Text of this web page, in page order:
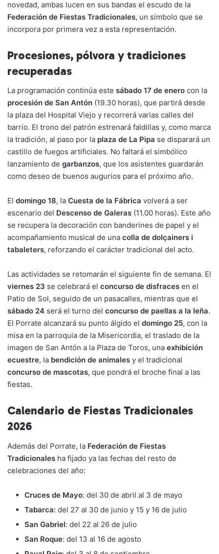
novedad, ambas lucen en sus bandas el escudo de la
Federación de Fiestas Tradicionales, un símbolo que se
incorpora por primera vez a esta representación.
Procesiones, pólvora y tradiciones
recuperadas
La programación continúa este sábado 17 de enero con la
procesión de San Antón (19.30 horas), que partirá desde
la plaza del Hospital Viejo y recorrerá varias calles del
barrio. El trono del patrón estrenará faldillas y, como marca
la tradición, al paso por la plaza de La Pipa se disparará un
castillo de fuegos artificiales. No faltará el simbólico
lanzamiento de garbanzos, que los asistentes guardarán
como deseo de buenos augurios para el próximo año.
El domingo 18, la Cuesta de la Fábrica volverá a ser
escenario del Descenso de Galeras (11.00 horas). Este año
se recupera la decoración con banderines de papel y el
acompañamiento musical de una colla de dolçainers i
tabaleters, reforzando el carácter tradicional del acto.
Las actividades se retomarán el siguiente fin de semana. El
viernes 23 se celebrará el concurso de disfraces en el
Patio de Sol, seguido de un pasacalles, mientras que el
sábado 24 será el turno del concurso de paellas a la leña.
El Porrate alcanzará su punto álgido el domingo 25, con la
misa en la parroquia de la Misericordia, el traslado de la
imagen de San Antón a la Plaza de Toros, una exhibición
ecuestre, la bendición de animales y el tradicional
concurso de mascotas, que pondrá el broche final a las
fiestas.
Calendario de Fiestas Tradicionales
2026
Además del Porrate, la Federación de Fiestas
Tradicionales ha fijado ya las fechas del resto de
celebraciones del año:
Cruces de Mayo: del 30 de abril al 3 de mayo
Tabarca: del 27 al 30 de junio y 15 y 16 de julio
San Gabriel: del 22 al 26 de julio
San Roque: del 13 al 16 de agosto